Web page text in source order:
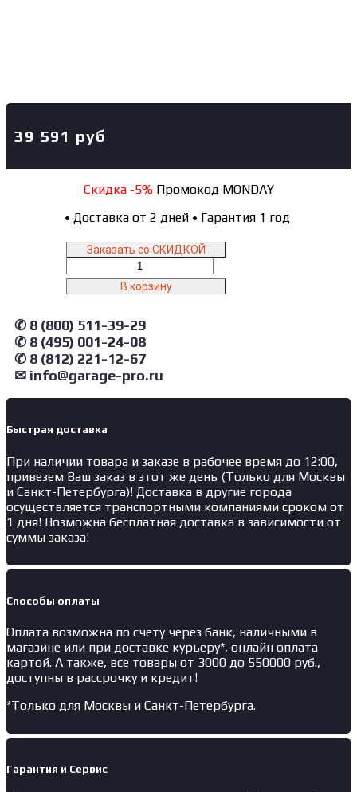
39 591 руб
Скидка -5%Промокод MONDAY
• Доставка от 2 дней • Гарантия 1 год
Заказать со СКИДКОЙ
товара
T20216A
Домкрат
зацепной
15т
В корзину
✆ 8 (800) 511-39-29
✆ 8 (495) 001-24-08
✆ 8 (812) 221-12-67
✉ info@garage-pro.ru
Быстрая доставка
При наличии товара и заказе в рабочее время до 12:00,
привезем Ваш заказ в этот же день (Только для Москвы
и Санкт-Петербурга)! Доставка в другие города
осуществляется транспортными компаниями сроком от
1 дня! Возможна бесплатная доставка в зависимости от
суммы заказа!
Способы оплаты
Оплата возможна по счету через банк, наличными в
магазине или при доставке курьеру*, онлайн оплата
картой. А также, все товары от 3000 до 550000 руб.,
доступны в рассрочку и кредит!
*Только для Москвы и Санкт-Петербурга.
Гарантия и Сервис